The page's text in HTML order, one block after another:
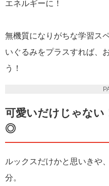
エネルギーに！
無機質になりがちな学習ス
いぐるみをプラスすれば、
う！
可愛いだけじゃない
◎
ルックスだけかと思いきや
分。